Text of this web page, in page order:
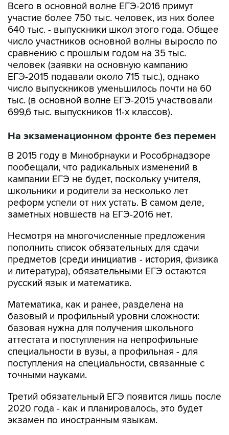
Всего в основной волне ЕГЭ-2016 примут
участие более 750 тыс. человек, из них более
640 тыс. - выпускники школ этого года. Общее
число участников основной волны выросло по
сравнению с прошлым годом на 35 тыс.
человек (заявки на основную кампанию
ЕГЭ-2015 подавали около 715 тыс.), однако
число выпускников уменьшилось почти на 60
тыс. (в основной волне ЕГЭ-2015 участвовали
699,6 тыс. выпускников 11-х классов).
На экзаменационном фронте без перемен
В 2015 году в Минобрнауки и Рособрнадзоре
пообещали, что радикальных изменений в
кампании ЕГЭ не будет, поскольку учителя,
школьники и родители за несколько лет
реформ успели от них устать. В самом деле,
заметных новшеств на ЕГЭ-2016 нет.
Несмотря на многочисленные предложения
пополнить список обязательных для сдачи
предметов (среди инициатив - история, физика
и литература), обязательными ЕГЭ остаются
русский язык и математика.
Математика, как и ранее, разделена на
базовый и профильный уровни сложности:
базовая нужна для получения школьного
аттестата и поступления на непрофильные
специальности в вузы, а профильная - для
поступления на специальности, связанные с
точными науками.
Третий обязательный ЕГЭ появится лишь после
2020 года - как и планировалось, это будет
экзамен по иностранным языкам.